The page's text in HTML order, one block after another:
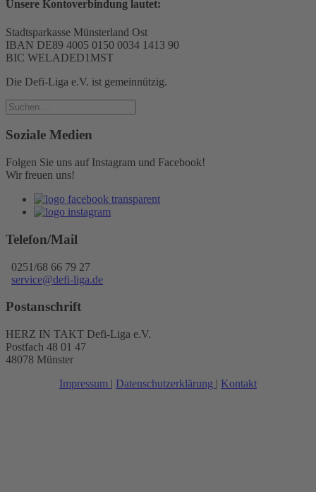
Unsere Kontoverbindung lautet:
Stadtsparkasse Münsterland Ost
IBAN DE89 4005 0150 0034 1413 90
BIC WELADED1MST
Die Defi-Liga e.V. ist gemeinnützig.
Soziale Medien
Folgen Sie uns auf Instagram und Facebook!
Wir freuen uns!
Telefon/Mail
0251/68 66 79 27
service@defi-liga.de
Postanschrift
HERZ IN TAKT Defi-Liga e.V.
Postfach 48 01 47
48078 Münster
Impressum | Datenschutzerklärung | Kontakt